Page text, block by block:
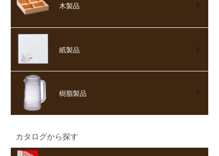
木製品
紙製品
樹脂製品
カタログから探す